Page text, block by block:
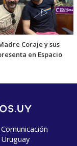
Coraje y sus
en Espacio